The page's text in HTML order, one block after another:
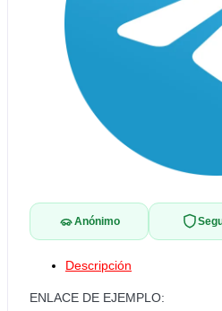
Anónimo
Descripción
ENLACE DE EJEMPLO: